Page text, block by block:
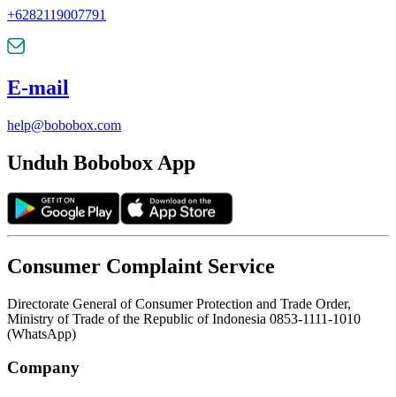
+6282119007791
E-mail
help@bobobox.com
Unduh Bobobox App
Consumer Complaint Service
Directorate General of Consumer Protection and Trade Order,
Ministry of Trade of the Republic of Indonesia 0853-1111-1010
(WhatsApp)
Company